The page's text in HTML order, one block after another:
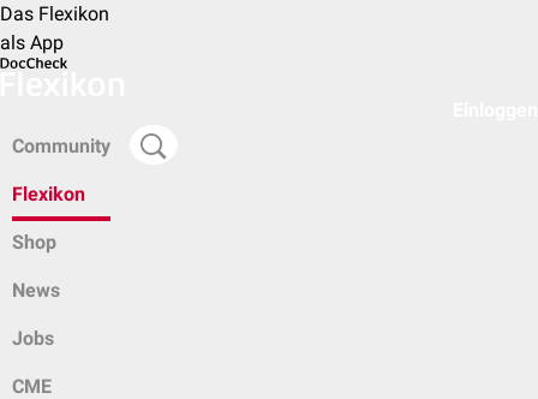
Das Flexikon
als App
Community
Flexikon
Shop
News
Jobs
CME